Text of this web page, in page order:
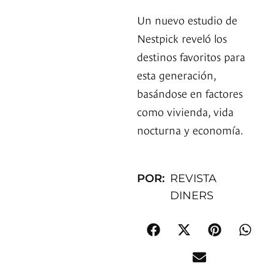
Un nuevo estudio de
Nestpick reveló los
destinos favoritos para
esta generación,
basándose en factores
como vivienda, vida
nocturna y economía.
POR: REVISTA
DINERS